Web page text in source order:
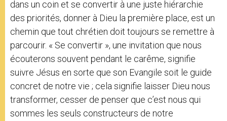
dans un coin et se convertir à une juste hiérarchie
des priorités, donner à Dieu la première place, est un
chemin que tout chrétien doit toujours se remettre à
parcourir. « Se convertir », une invitation que nous
écouterons souvent pendant le carême, signifie
suivre Jésus en sorte que son Evangile soit le guide
concret de notre vie ; cela signifie laisser Dieu nous
transformer, cesser de penser que c’est nous qui
sommes les seuls constructeurs de notre